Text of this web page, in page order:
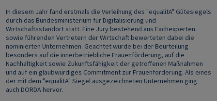
In diesem Jahr fand erstmals die Verleihung des "equalitA" Gütesiegels
durch das Bundesministerium für Digitalisierung und
Wirtschaftsstandort statt. Eine Jury bestehend aus Fachexperten
sowie führenden Vertretern der Wirtschaft bewerteten dabei die
nominierten Unternehmen. Geachtet wurde bei der Beurteilung
besonders auf die innerbetriebliche Frauenförderung, auf die
Nachhaltigkeit sowie Zukunftsfähigkeit der getroffenen Maßnahmen
und auf ein glaubwürdiges Commitment zur Frauenförderung. Als eines
der mit dem "equalitA" Siegel ausgezeichneten Unternehmen ging
auch DORDA hervor.